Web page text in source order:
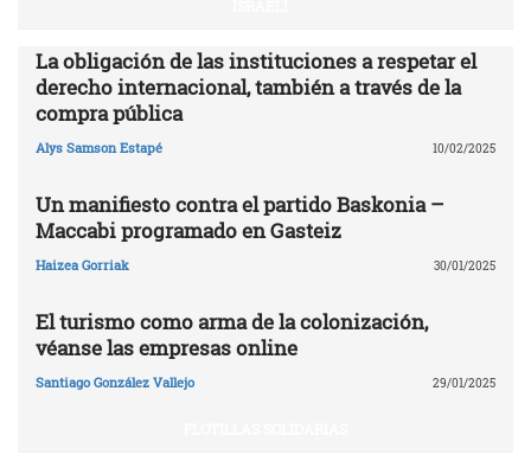
La obligación de las instituciones a respetar el
derecho internacional, también a través de la
compra pública
Alys Samson Estapé 10/02/2025
Un manifiesto contra el partido Baskonia –
Maccabi programado en Gasteiz
Haizea Gorriak 30/01/2025
El turismo como arma de la colonización,
véanse las empresas online
Santiago González Vallejo 29/01/2025